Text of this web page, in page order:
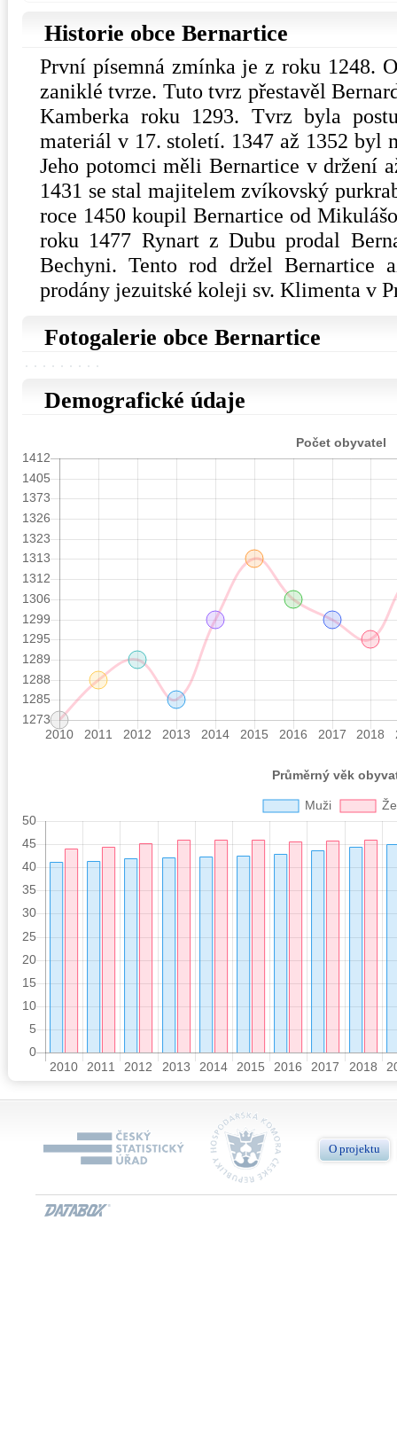
Historie obce Bernartice
První písemná zmínka je z roku 1248.
zaniklé tvrze. Tuto tvrz přestavěl
Kamberka roku 1293. Tvrz byla
materiál v 17. století. 1347 až 1352 byl
Jeho potomci měli Bernartice v držení
1431 se stal majitelem zvíkovský
roce 1450 koupil Bernartice od
roku 1477 Rynart z Dubu prodal
Bechyni. Tento rod držel Bernartice
prodány jezuitské koleji sv. Klimenta v
Fotogalerie obce Bernartice
Demografické údaje
O projektu